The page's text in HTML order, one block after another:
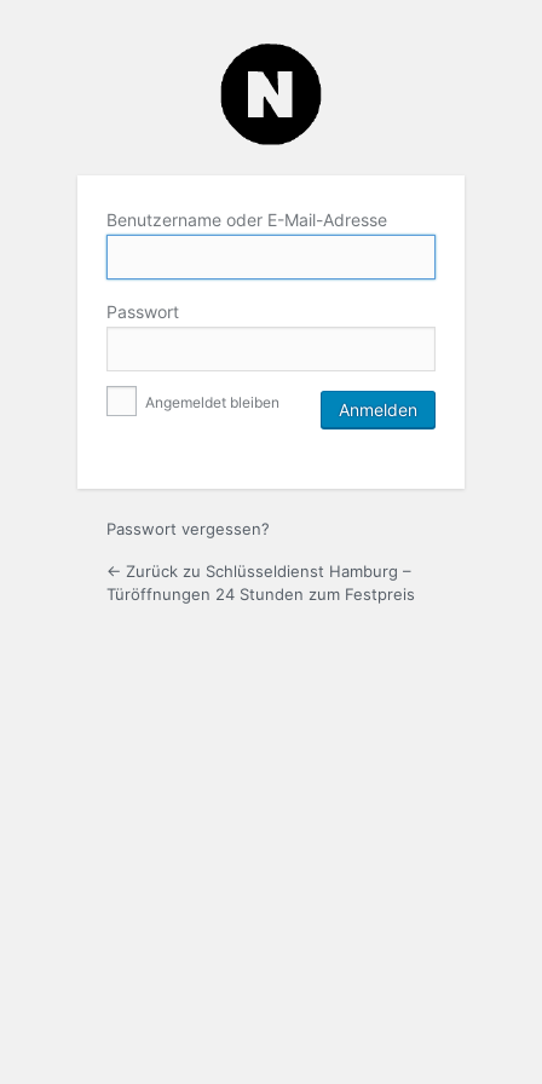
Benutzername oder E-Mail-Adresse
Passwort
Angemeldet bleiben
Passwort vergessen?
← Zurück zu Schlüsseldienst Hamburg –
Türöffnungen 24 Stunden zum Festpreis